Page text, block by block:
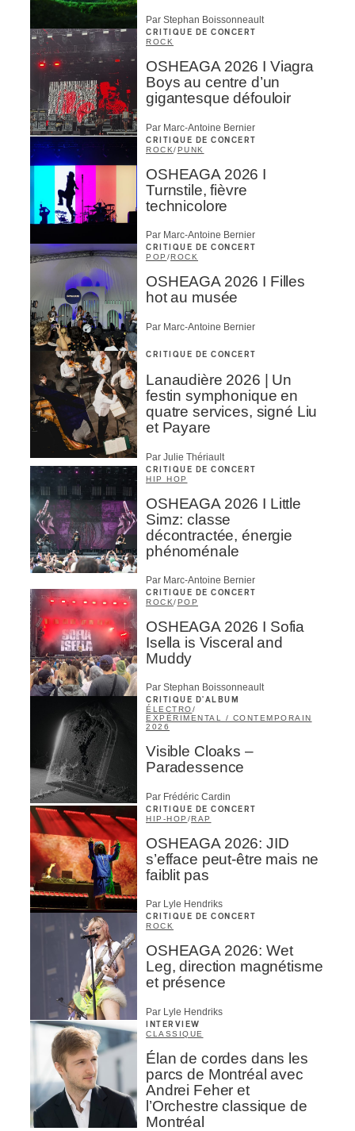
Par Stephan Boissonneault
CRITIQUE DE CONCERT
ROCK
OSHEAGA 2026 I Viagra
Boys au centre d’un
gigantesque défouloir
Par Marc-Antoine Bernier
CRITIQUE DE CONCERT
ROCK/PUNK
OSHEAGA 2026 I
Turnstile, fièvre
technicolore
Par Marc-Antoine Bernier
CRITIQUE DE CONCERT
POP /ROCK
OSHEAGA 2026 I Filles
hot au musée
Par Marc-Antoine Bernier
CRITIQUE DE CONCERT
Lanaudière 2026 | Un
festin symphonique en
quatre services, signé Liu
et Payare
Par Julie Thériault
CRITIQUE DE CONCERT
HIP HOP
OSHEAGA 2026 I Little
Simz: classe
décontractée, énergie
phénoménale
Par Marc-Antoine Bernier
CRITIQUE DE CONCERT
ROCK/POP
OSHEAGA 2026 I Sofia
Isella is Visceral and
Muddy
Par Stephan Boissonneault
CRITIQUE D'ALBUM
ÉLECTRO/
EXPÉRIMENTAL / CONTEMPORAIN
2026
Visible Cloaks –
Paradessence
Par Frédéric Cardin
CRITIQUE DE CONCERT
HIP-HOP /RAP
OSHEAGA 2026: JID
s’efface peut-être mais ne
faiblit pas
Par Lyle Hendriks
CRITIQUE DE CONCERT
ROCK
OSHEAGA 2026: Wet
Leg, direction magnétisme
et présence
Par Lyle Hendriks
INTERVIEW
CLASSIQUE
Élan de cordes dans les
parcs de Montréal avec
Andrei Feher et
l’Orchestre classique de
Montréal